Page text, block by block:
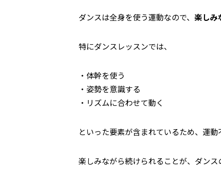
ダンスは全身を使う運動なので、 楽しみ
特にダンスレッスンでは、
・体幹を使う
・姿勢を意識する
・リズムに合わせて動く
といった要素が含まれているため、運
楽しみながら続けられることが、ダンス